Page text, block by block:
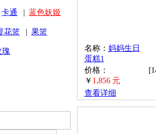
卡通 | 蓝色妖姬
花篮 | 果篮
瑰 名称： 妈妈生日
蛋糕1
价格：
￥ 1,856 元
查看详细